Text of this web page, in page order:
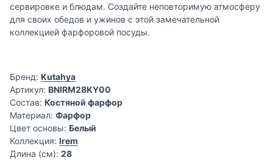
сервировке и блюдам. Создайте неповторимую атмосферу
для своих обедов и ужинов с этой замечательной
коллекцией фарфоровой посуды.
Бренд: Kutahya
Артикул: BNIRM28KY00
Состав: Костяной фарфор
Материал: Фарфор
Цвет основы: Белый
Коллекция: Irem
Длина (см): 28